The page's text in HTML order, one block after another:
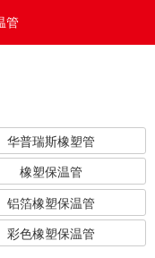
管
华普瑞斯橡塑管
橡塑保温管
铝箔橡塑保温管
彩色橡塑保温管